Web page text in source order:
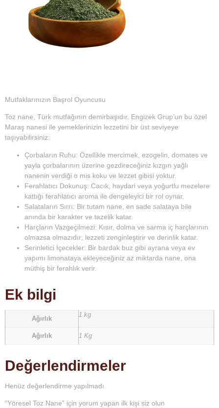
Mutfaklarınızın Başrol Oyuncusu
Toz nane, Türk mutfağının demirbaşıdır. Engizek Grup’un bu özel
Maraş nanesi ile yemeklerinizin lezzetini bir üst seviyeye
taşıyabilirsiniz:
Çorbaların Ruhu: Özellikle mercimek, ezogelin, domates ve
yayla çorbalarının üzerine gezdireceğiniz kızgın yağlı
nanenin verdiği o mis koku ve lezzet gibisi yoktur.
Ferahlatıcı Dokunuş: Cacık, haydari veya yoğurtlu mezelere
kattığı ferahlatıcı aroma ile dengeleyici bir rol oynar.
Salataların Sırrı: Bir tutam nane, en sade salataya bile
anında bir karakter ve tazelik katar.
Harçların Vazgeçilmezi: Kısır, dolma ve sarma iç harçlarının
olmazsa olmazıdır; lezzeti zenginleştirir ve derinlik katar.
Serinletici İçecekler: Bir bardak buz gibi ayrana veya ev
yapımı limonataya ekleyeceğiniz az miktarda nane, ona
müthiş bir ferahlık verir.
Ek bilgi
Ağırlık
1 kg
Ağırlık 1 Kg
Değerlendirmeler
Henüz değerlendirme yapılmadı.
“Yöresel Toz Nane” için yorum yapan ilk kişi siz olun